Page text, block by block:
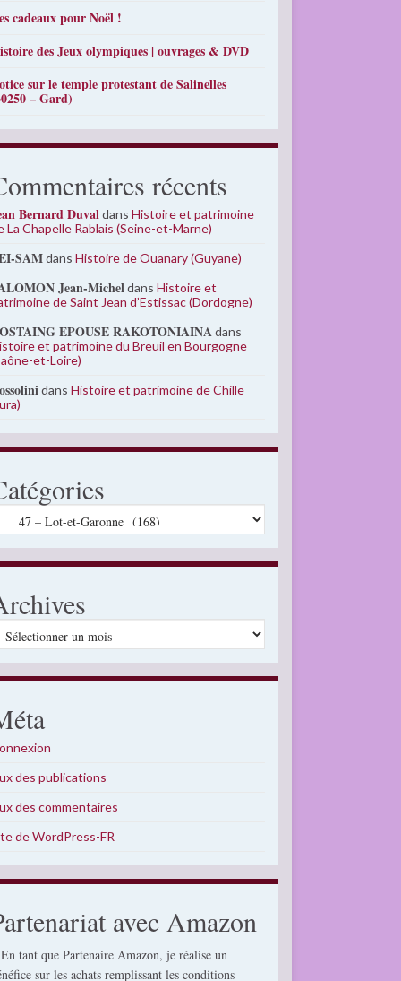
cadeaux pour Noël !
des Jeux olympiques | ouvrages & DVD
sur le temple protestant de Salinelles
– Gard)
récents
Bernard DuvaldansHistoire et patrimoine
La Chapelle Rablais (Seine-et-Marne)
SAMdansHistoire de Ouanary (Guyane)
Jean-MicheldansHistoire et
de Saint Jean d’Estissac (Dordogne)
EPOUSE RAKOTONIAINAdans
et patrimoine du Breuil en Bourgogne
et-Loire)
dansHistoire et patrimoine de Chille
des publications
des commentaires
de WordPress-FR
avec Amazon
tant que Partenaire Amazon, je réalise un
sur les achats remplissant les conditions